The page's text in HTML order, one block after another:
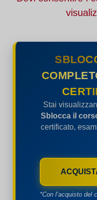
Stai
Sblocca il
certificato,
*Con l’acquisto del